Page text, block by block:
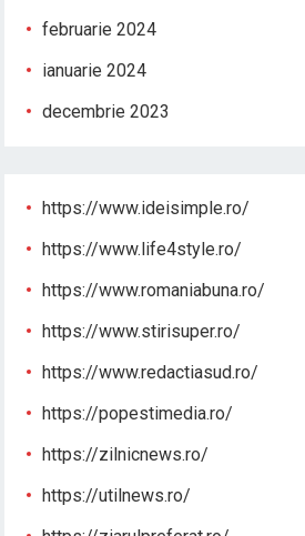
februarie 2024
ianuarie 2024
decembrie 2023
https://www.ideisimple.ro/
https://www.life4style.ro/
https://www.romaniabuna.ro/
https://www.stirisuper.ro/
https://www.redactiasud.ro/
https://popestimedia.ro/
https://zilnicnews.ro/
https://utilnews.ro/